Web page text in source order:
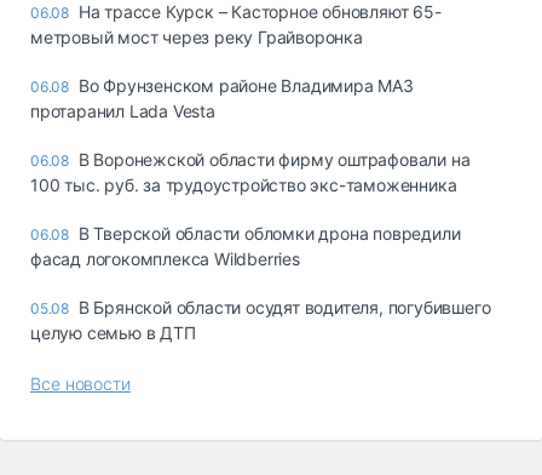
06.08 На трассе Курск – Касторное обновляют 65-
метровый мост через реку Грайворонка
06.08 Во Фрунзенском районе Владимира МАЗ
протаранил Lada Vesta
06.08 В Воронежской области фирму оштрафовали на
100 тыс. руб. за трудоустройство экс-таможенника
06.08 В Тверской области обломки дрона повредили
фасад логокомплекса Wildberries
05.08 В Брянской области осудят водителя, погубившего
целую семью в ДТП
Все новости